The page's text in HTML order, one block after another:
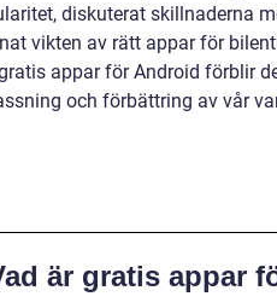
diskuterat skillnaderna
vikten av rätt appar för
appar för Android förblir
och förbättring av vår
är gratis appar